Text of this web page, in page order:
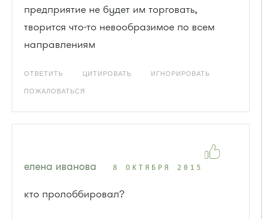
предприятие не будет им торговать,
творится что-то невообразимое по всем
направлениям
ОТВЕТИТЬ ЦИТИРОВАТЬ ИГНОРИРОВАТЬ
ПОЖАЛОВАТЬСЯ
елена иванова 8 ОКТЯБРЯ 2015
кто пролоббировал?